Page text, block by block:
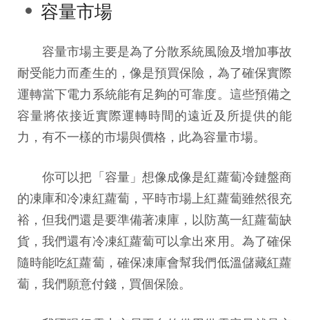
容量市場
容量市場主要是為了分散系統風險及增加事故
耐受能力而產生的，像是預買保險，為了確保實際
運轉當下電力系統能有足夠的可靠度。這些預備之
容量將依接近實際運轉時間的遠近及所提供的能
力，有不一樣的市場與價格，此為容量市場。
你可以把「容量」想像成像是紅蘿蔔冷鏈盤商
的凍庫和冷凍紅蘿蔔，平時市場上紅蘿蔔雖然很充
裕，但我們還是要準備著凍庫，以防萬一紅蘿蔔缺
貨，我們還有冷凍紅蘿蔔可以拿出來用。為了確保
隨時能吃紅蘿蔔，確保凍庫會幫我們低溫儲藏紅蘿
蔔，我們願意付錢，買個保險。